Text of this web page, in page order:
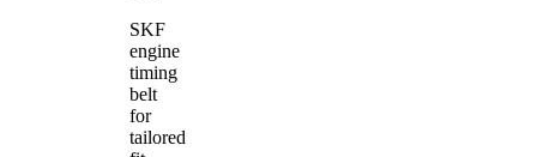
SKF
engine
timing
belt
for
tailored